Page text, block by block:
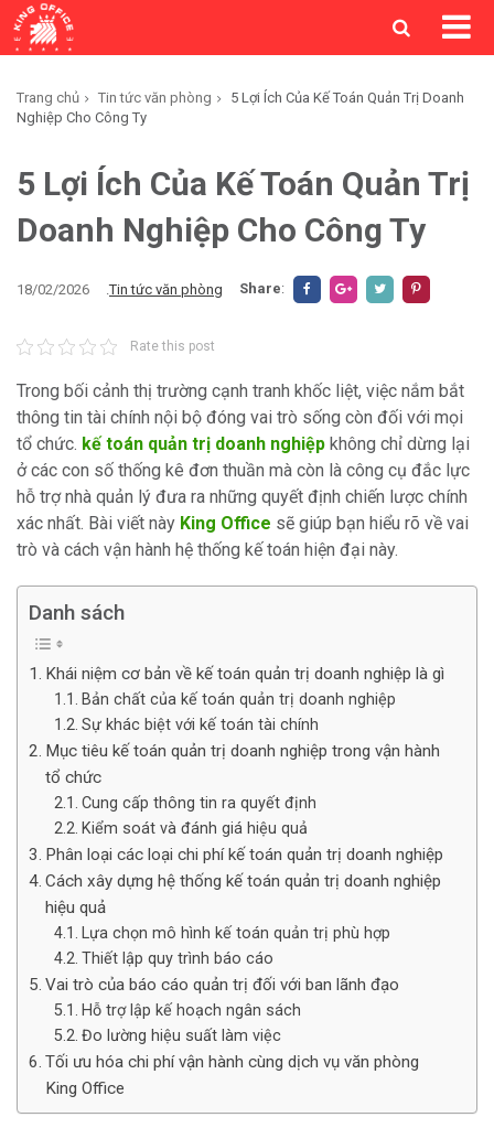
Trang chủ Tin tức văn phòng
5 Lợi Ích Của Kế Toán Quản Trị Doanh
Nghiệp Cho Công Ty
5 Lợi Ích Của Kế Toán Quản Trị
Doanh Nghiệp Cho Công Ty
18/02/2026 .Tin tức văn phòng Share:
Rate this post
Trong bối cảnh thị trường cạnh tranh khốc liệt, việc nắm bắt
thông tin tài chính nội bộ đóng vai trò sống còn đối với mọi
tổ chức. kế toán quản trị doanh nghiệp không chỉ dừng lại
ở các con số thống kê đơn thuần mà còn là công cụ đắc lực
hỗ trợ nhà quản lý đưa ra những quyết định chiến lược chính
xác nhất. Bài viết này King Office sẽ giúp bạn hiểu rõ về vai
trò và cách vận hành hệ thống kế toán hiện đại này.
Danh sách
Khái niệm cơ bản về kế toán quản trị doanh nghiệp là gì
Bản chất của kế toán quản trị doanh nghiệp
Sự khác biệt với kế toán tài chính
Mục tiêu kế toán quản trị doanh nghiệp trong vận hành
tổ chức
Cung cấp thông tin ra quyết định
Kiểm soát và đánh giá hiệu quả
Phân loại các loại chi phí kế toán quản trị doanh nghiệp
Cách xây dựng hệ thống kế toán quản trị doanh nghiệp
hiệu quả
Lựa chọn mô hình kế toán quản trị phù hợp
Thiết lập quy trình báo cáo
Vai trò của báo cáo quản trị đối với ban lãnh đạo
Hỗ trợ lập kế hoạch ngân sách
Đo lường hiệu suất làm việc
Tối ưu hóa chi phí vận hành cùng dịch vụ văn phòng
King Office